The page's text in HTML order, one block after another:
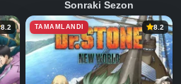
8.2
Sonraki Sezon
TAMAMLANDI 8.2